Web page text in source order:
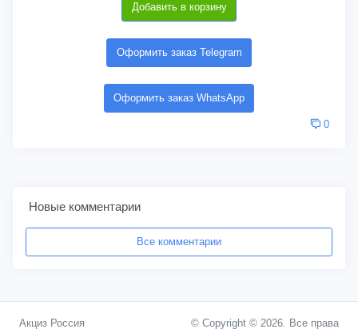
Добавить в корзину
Оформить заказ Telegram
Оформить заказ WhatsApp
0
Новые комментарии
Все комментарии
Акциз Россия © Copyright © 2026. Все права